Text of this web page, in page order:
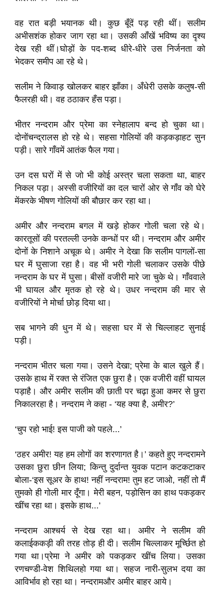
वह रात बड़ी भयानक थी। कुछ बूँदें पड़ रही थीं। सलीम
अभीसशंक होकर जाग रहा था। उसकी आँखें भविष्य का दृश्य
देख रही थीं।घोड़ों के पद-शब्द धीरे-धीरे उस निर्जनता को
भेदकर समीप आ रहे थे।
सलीम ने किवाड़ खोलकर बाहर झाँका। अँधेरी उसके कलुष-सी
फैलरही थी। वह ठठाकर हँस पड़ा।
भीतर नन्दराम और प्रेमा का स्नेहालाप बन्द हो चुका था।
दोनोंचन्द्रालस हो रहे थे। सहसा गोलियों की कड़कड़ाहट सुन
पड़ी। सारे गाँवमें आतंक फैल गया।
उन दस घरों में से जो भी कोई अस्त्र चला सकता था, बाहर
निकल पड़ा। अस्सी वजीरियों का दल चारों ओर से गाँव को घेरे
मेंकरके भीषण गोलियों की बौछार कर रहा था।
अमीर और नन्दराम बगल में खड़े होकर गोली चला रहे थे।
कारतूसों की परतल्ली उनके कन्धों पर थी। नन्दराम और अमीर
दोनों के निशाने अचूक थे। अमीर ने देखा कि सलीम पागलों-सा
घर में घुसाजा रहा है। वह भी भरी गोली चलाकर उसके पीछे
नन्दराम के घर में घुसा। बीसों वजीरी मारे जा चुके थे। गाँववाले
भी घायल और मृतक हो रहे थे। उधर नन्दराम की मार से
वजीरियों ने मोर्चा छोड़ दिया था।
सब भागने की धुन में थे। सहसा घर में से चिल्लाहट सुनाई
पड़ी।
नन्दराम भीतर चला गया। उसने देखा; प्रेमा के बाल खुले हैं।
उसके हाथ में रक्त से रंजित एक छुरा है। एक वजीरी वहीं घायल
पड़ाहै। और अमीर सलीम की छाती पर चढ़ा हुआ कमर से छुरा
निकालरहा है। नन्दराम ने कहा - ‘यह क्या है, अमीर?’
‘चुप रहो भाई! इस पाजी को पहले...’
‘ठहर अमीर! यह हम लोगों का शरणागत है।’ कहते हुए नन्दरामने
उसका छुरा छीन लिया; किन्तु दुर्दान्त युवक पटान कटकटाकर
बोला-‘इस सूअर के हाथ! नहीं नन्दराम! तुम हट जाओ, नहीं तो मैं
तुमको ही गोली मार दूँगा। मेरी बहन, पड़ोसिन का हाथ पकड़कर
खींच रहा था। इसके हाथ...’
नन्दराम आश्चर्य से देख रहा था। अमीर ने सलीम की
कलाईककड़ी की तरह तोड़ ही दी। सलीम चिल्लाकर मूर्च्छित हो
गया था।प्रेमा ने अमीर को पकड़कर खींच लिया। उसका
रणचण्डी-वेश शिथिलहो गया था। सहज नारी-सुलभ दया का
आविर्भाव हो रहा था। नन्दरामऔर अमीर बाहर आये।